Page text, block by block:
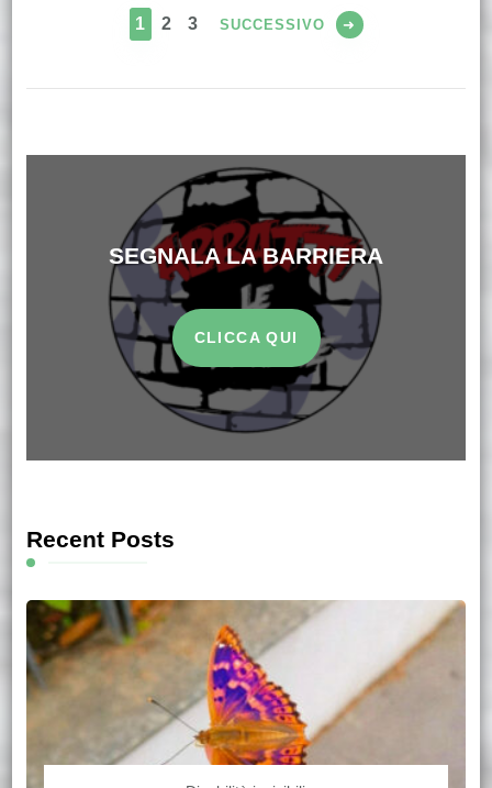
PAGINA
1 PAGINA
2 PAGINA
3 SUCCESSIVO
SEGNALA LA BARRIERA
CLICCA QUI
Recent Posts